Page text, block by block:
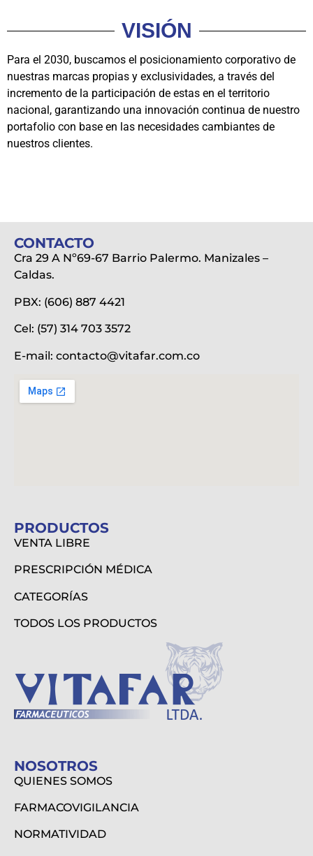
VISIÓN
Para el 2030, buscamos el posicionamiento corporativo de
nuestras marcas propias y exclusividades, a través del
incremento de la participación de estas en el territorio
nacional, garantizando una innovación continua de nuestro
portafolio con base en las necesidades cambiantes de
nuestros clientes.
CONTACTO
Cra 29 A Nº69-67 Barrio Palermo. Manizales –
Caldas.
PBX: (606) 887 4421
Cel: (57) 314 703 3572
E-mail: contacto@vitafar.com.co
PRODUCTOS
VENTA LIBRE
PRESCRIPCIÓN MÉDICA
CATEGORÍAS
TODOS LOS PRODUCTOS
NOSOTROS
QUIENES SOMOS
FARMACOVIGILANCIA
NORMATIVIDAD